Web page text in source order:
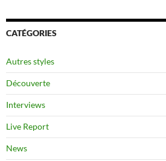
CATÉGORIES
Autres styles
Découverte
Interviews
Live Report
News